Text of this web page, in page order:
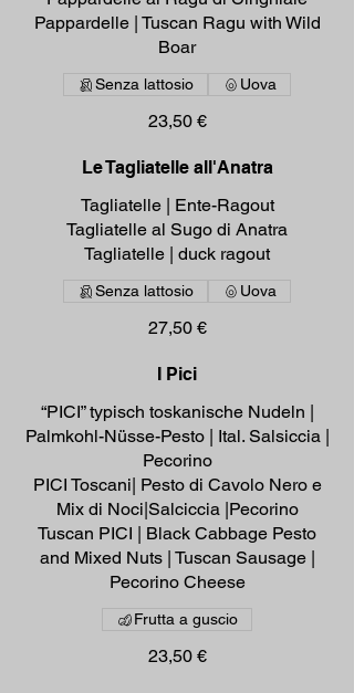
Pappardelle | Tuscan Ragu with Wild
Boar
23,50 €
Senza lattosio Uova
Le Tagliatelle all'Anatra
Tagliatelle | Ente-Ragout
Tagliatelle al Sugo di Anatra
Tagliatelle | duck ragout
27,50 €
Senza lattosio Uova
I Pici
“PICI” typisch toskanische Nudeln |
Palmkohl-Nüsse-Pesto | Ital. Salsiccia |
Pecorino
PICI Toscani| Pesto di Cavolo Nero e
Mix di Noci|Salciccia |Pecorino
Tuscan PICI | Black Cabbage Pesto
and Mixed Nuts | Tuscan Sausage |
Pecorino Cheese
23,50 €
Frutta a guscio